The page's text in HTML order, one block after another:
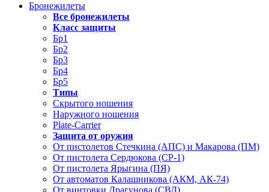
Бронежилеты
Все бронежилеты
Класс защиты
Бр1
Бр2
Бр3
Бр4
Бр5
Типы
Скрытого ношения
Наружного ношения
Plate-Carrier
Защита от оружия
От пистолетов Стечкина (АПС) и Макарова (ПМ)
От пистолета Сердюкова (СР-1)
От пистолета Ярыгина (ПЯ)
От автоматов Калашникова (АКМ, АК-74)
От винтовки Драгунова (СВД)